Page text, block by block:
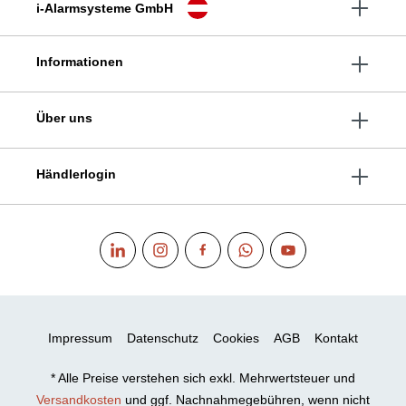
i-Alarmsysteme GmbH
Informationen
Über uns
Händlerlogin
Impressum Datenschutz Cookies AGB Kontakt
* Alle Preise verstehen sich exkl. Mehrwertsteuer und
Versandkosten und ggf. Nachnahmegebühren, wenn nicht